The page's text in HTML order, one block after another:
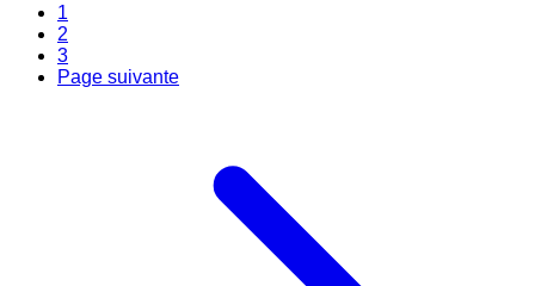
1
2
3
Page suivante